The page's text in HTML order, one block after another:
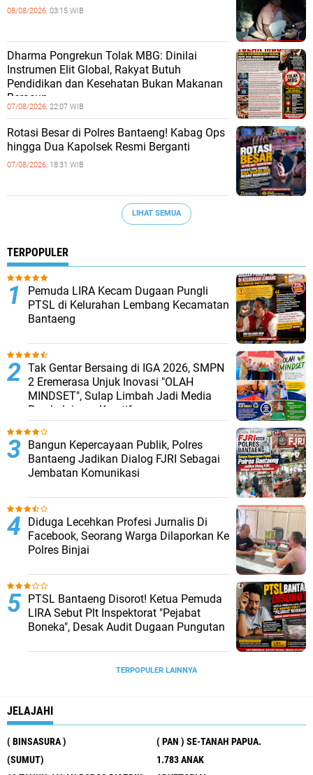
08/08/2026, 03:15 WIB
Dharma Pongrekun Tolak MBG: Dinilai
Instrumen Elit Global, Rakyat Butuh
Pendidikan dan Kesehatan Bukan Makanan
Beracun.
07/08/2026, 22:07 WIB
Rotasi Besar di Polres Bantaeng! Kabag Ops
hingga Dua Kapolsek Resmi Berganti
07/08/2026, 18:31 WIB
LIHAT SEMUA
TERPOPULER
Pemuda LIRA Kecam Dugaan Pungli
PTSL di Kelurahan Lembang Kecamatan
Bantaeng
Tak Gentar Bersaing di IGA 2026, SMPN
2 Eremerasa Unjuk Inovasi "OLAH
MINDSET", Sulap Limbah Jadi Media
Pembelajaran Kreatif
Bangun Kepercayaan Publik, Polres
Bantaeng Jadikan Dialog FJRI Sebagai
Jembatan Komunikasi
Diduga Lecehkan Profesi Jurnalis Di
Facebook, Seorang Warga Dilaporkan Ke
Polres Binjai
PTSL Bantaeng Disorot! Ketua Pemuda
LIRA Sebut Plt Inspektorat "Pejabat
Boneka", Desak Audit Dugaan Pungutan
TERPOPULER LAINNYA
JELAJAHI
( BINSASURA )
( PAN ) SE-TANAH PAPUA.
(SUMUT)
1.783 ANAK